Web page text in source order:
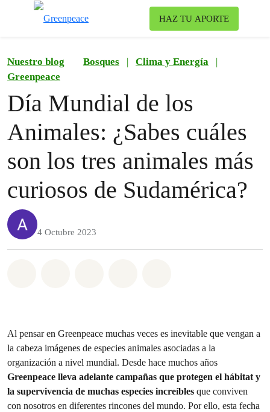
HAZ TU APORTE
Nuestro blog Bosques | Clima y Energía
|
Greenpeace
Día Mundial de los
Animales: ¿Sabes cuáles
son los tres animales más
curiosos de Sudamérica?
4 Octubre 2023
Al pensar en Greenpeace muchas veces es inevitable que vengan a
la cabeza imágenes de especies animales asociadas a la
organización a nivel mundial. Desde hace muchos años
Greenpeace lleva adelante campañas que protegen el hábitat y
la supervivencia de muchas especies increíbles que conviven
con nosotros en diferentes rincones del mundo. Por ello, esta fecha